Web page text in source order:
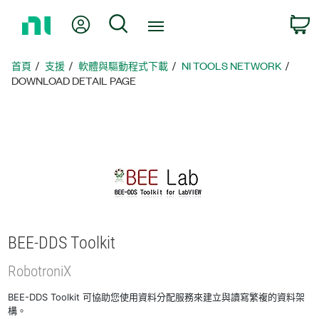
頁
我的帳號 搜尋
首頁 支援 軟體與驅動程式下載
NI TOOLS NETWORK
DOWNLOAD DETAIL PAGE
BEE-DDS Toolkit
RobotroniX
BEE-DDS Toolkit 可協助您使用資料分配服務來建立與讀寫繁複的資料架
構。